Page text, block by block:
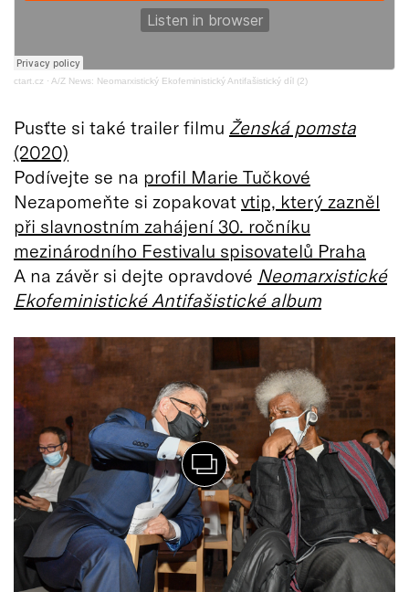
ctart.cz · A/Z News: Neomarxistický Ekofeministický Antifašistický díl (2)
Pusťte si také trailer filmu Ženská pomsta
(2020)
Podívejte se na profil Marie Tučkové
Nezapomeňte si zopakovat vtip, který zazněl
při slavnostním zahájení 30. ročníku
mezinárodního Festivalu spisovatelů Praha
A na závěr si dejte opravdové Neomarxistické
Ekofeministické Antifašistické album